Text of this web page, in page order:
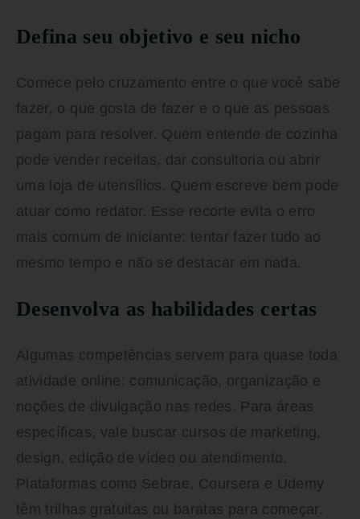
Defina seu objetivo e seu nicho
Comece pelo cruzamento entre o que você sabe
fazer, o que gosta de fazer e o que as pessoas
pagam para resolver. Quem entende de cozinha
pode vender receitas, dar consultoria ou abrir
uma loja de utensílios. Quem escreve bem pode
atuar como redator. Esse recorte evita o erro
mais comum de iniciante: tentar fazer tudo ao
mesmo tempo e não se destacar em nada.
Desenvolva as habilidades certas
Algumas competências servem para quase toda
atividade online: comunicação, organização e
noções de divulgação nas redes. Para áreas
específicas, vale buscar cursos de marketing,
design, edição de vídeo ou atendimento.
Plataformas como Sebrae, Coursera e Udemy
têm trilhas gratuitas ou baratas para começar.